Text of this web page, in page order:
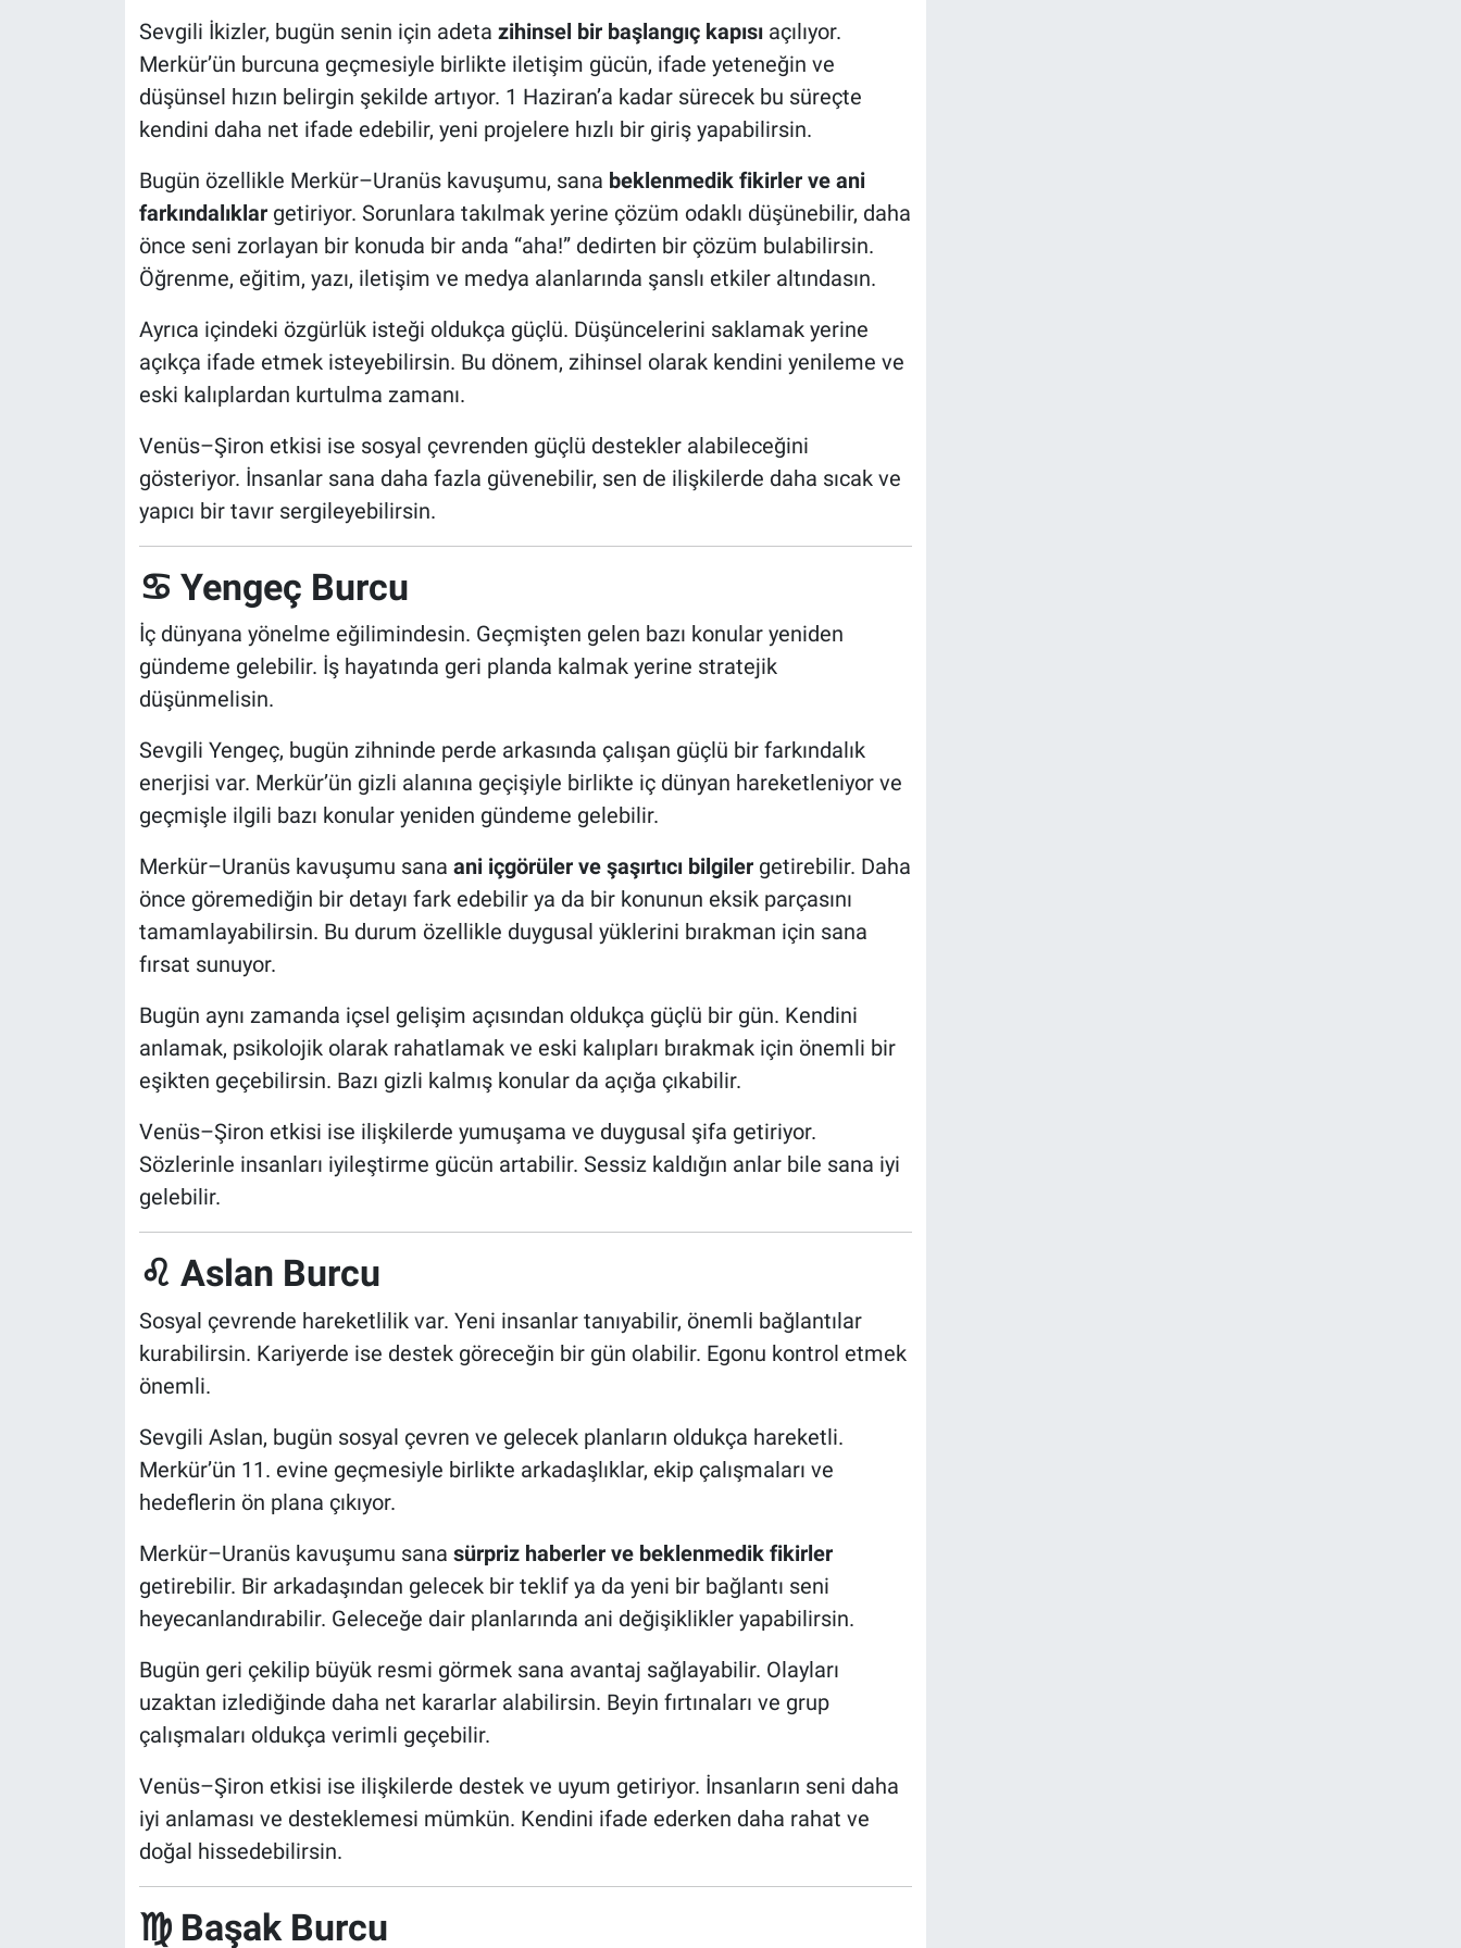
Sevgili İkizler, bugün senin için adeta zihinsel bir başlangıç kapısıaçılıyor.
Merkür’ün burcuna geçmesiyle birlikte iletişim gücün, ifade yeteneğin ve
düşünsel hızın belirgin şekilde artıyor. 1 Haziran’a kadar sürecek bu süreçte
kendini daha net ifade edebilir, yeni projelere hızlı bir giriş yapabilirsin.
Bugün özellikle Merkür–Uranüs kavuşumu, sana beklenmedik fikirler ve ani
farkındalıklargetiriyor. Sorunlara takılmak yerine çözüm odaklı düşünebilir, daha
önce seni zorlayan bir konuda bir anda “aha!” dedirten bir çözüm bulabilirsin.
Öğrenme, eğitim, yazı, iletişim ve medya alanlarında şanslı etkiler altındasın.
Ayrıca içindeki özgürlük isteği oldukça güçlü. Düşüncelerini saklamak yerine
açıkça ifade etmek isteyebilirsin. Bu dönem, zihinsel olarak kendini yenileme ve
eski kalıplardan kurtulma zamanı.
Venüs–Şiron etkisi ise sosyal çevrenden güçlü destekler alabileceğini
gösteriyor. İnsanlar sana daha fazla güvenebilir, sen de ilişkilerde daha sıcak ve
yapıcı bir tavır sergileyebilirsin.
♋ Yengeç Burcu
İç dünyana yönelme eğilimindesin. Geçmişten gelen bazı konular yeniden
gündeme gelebilir. İş hayatında geri planda kalmak yerine stratejik
düşünmelisin.
Sevgili Yengeç, bugün zihninde perde arkasında çalışan güçlü bir farkındalık
enerjisi var. Merkür’ün gizli alanına geçişiyle birlikte iç dünyan hareketleniyor ve
geçmişle ilgili bazı konular yeniden gündeme gelebilir.
Merkür–Uranüs kavuşumu sana ani içgörüler ve şaşırtıcı bilgilergetirebilir. Daha
önce göremediğin bir detayı fark edebilir ya da bir konunun eksik parçasını
tamamlayabilirsin. Bu durum özellikle duygusal yüklerini bırakman için sana
fırsat sunuyor.
Bugün aynı zamanda içsel gelişim açısından oldukça güçlü bir gün. Kendini
anlamak, psikolojik olarak rahatlamak ve eski kalıpları bırakmak için önemli bir
eşikten geçebilirsin. Bazı gizli kalmış konular da açığa çıkabilir.
Venüs–Şiron etkisi ise ilişkilerde yumuşama ve duygusal şifa getiriyor.
Sözlerinle insanları iyileştirme gücün artabilir. Sessiz kaldığın anlar bile sana iyi
gelebilir.
♌ Aslan Burcu
Sosyal çevrende hareketlilik var. Yeni insanlar tanıyabilir, önemli bağlantılar
kurabilirsin. Kariyerde ise destek göreceğin bir gün olabilir. Egonu kontrol etmek
önemli.
Sevgili Aslan, bugün sosyal çevren ve gelecek planların oldukça hareketli.
Merkür’ün 11. evine geçmesiyle birlikte arkadaşlıklar, ekip çalışmaları ve
hedeflerin ön plana çıkıyor.
Merkür–Uranüs kavuşumu sana sürpriz haberler ve beklenmedik fikirler
getirebilir. Bir arkadaşından gelecek bir teklif ya da yeni bir bağlantı seni
heyecanlandırabilir. Geleceğe dair planlarında ani değişiklikler yapabilirsin.
Bugün geri çekilip büyük resmi görmek sana avantaj sağlayabilir. Olayları
uzaktan izlediğinde daha net kararlar alabilirsin. Beyin fırtınaları ve grup
çalışmaları oldukça verimli geçebilir.
Venüs–Şiron etkisi ise ilişkilerde destek ve uyum getiriyor. İnsanların seni daha
iyi anlaması ve desteklemesi mümkün. Kendini ifade ederken daha rahat ve
doğal hissedebilirsin.
♍ Başak Burcu